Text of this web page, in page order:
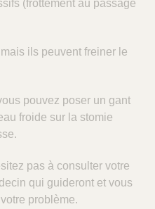
(frottement au passage
ils peuvent freiner le
pouvez poser un gant
froide sur la stomie
pas à consulter votre
qui guideront et vous
problème.